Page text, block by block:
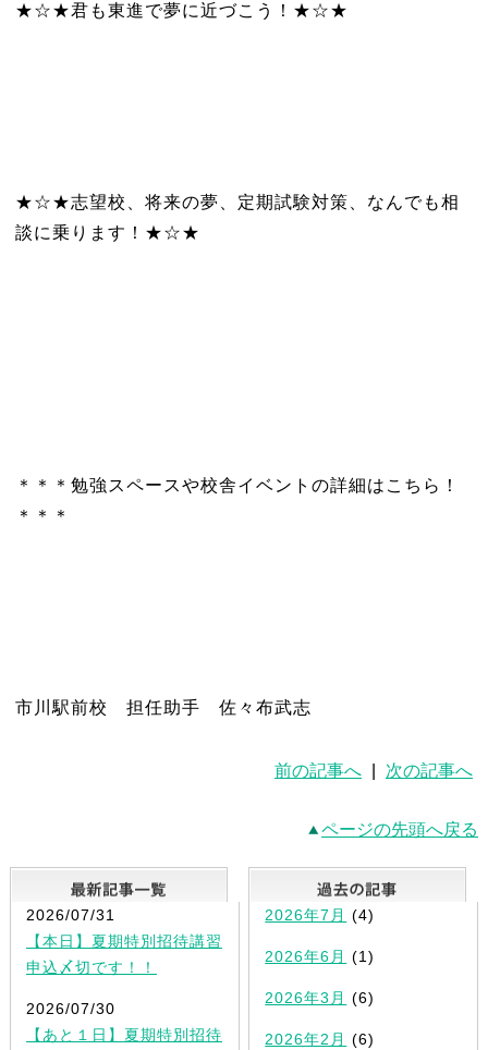
★☆★君も東進で夢に近づこう！★☆★
★☆★志望校、将来の夢、定期試験対策、なんでも相
談に乗ります！★☆★
＊＊＊勉強スペースや校舎イベントの詳細はこちら！
＊＊＊
市川駅前校 担任助手 佐々布武志
前の記事へ 次の記事へ
ページの先頭へ戻る
最新記事一覧
2026/07/31
【本日】夏期特別招待講習
申込〆切です！！
2026/07/30
【あと１日】夏期特別招待
2026年7月 (4)
2026年6月 (1)
2026年3月 (6)
2026年2月 (6)